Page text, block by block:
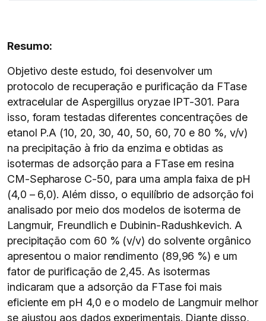
Resumo:
Objetivo deste estudo, foi desenvolver um
protocolo de recuperação e purificação da FTase
extracelular de Aspergillus oryzae IPT-301. Para
isso, foram testadas diferentes concentrações de
etanol P.A (10, 20, 30, 40, 50, 60, 70 e 80 %, v/v)
na precipitação à frio da enzima e obtidas as
isotermas de adsorção para a FTase em resina
CM-Sepharose C-50, para uma ampla faixa de pH
(4,0 – 6,0). Além disso, o equilíbrio de adsorção foi
analisado por meio dos modelos de isoterma de
Langmuir, Freundlich e Dubinin-Radushkevich. A
precipitação com 60 % (v/v) do solvente orgânico
apresentou o maior rendimento (89,96 %) e um
fator de purificação de 2,45. As isotermas
indicaram que a adsorção da FTase foi mais
eficiente em pH 4,0 e o modelo de Langmuir melhor
se ajustou aos dados experimentais. Diante disso,